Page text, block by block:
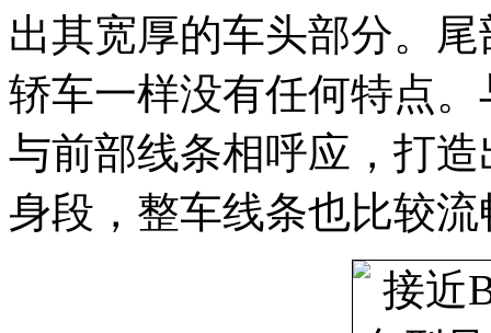
出其宽厚的车头部分。
轿车一样没有任何特点
与前部线条相呼应，打造
身段，整车线条也比较流